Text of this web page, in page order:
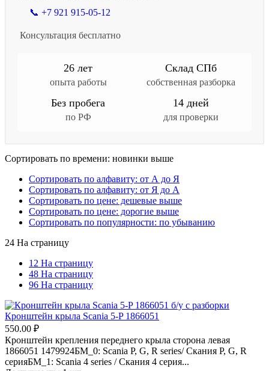
📞 +7 921 915-05-12
Консультация бесплатно
26 лет
опыта работы
Склад СПб
собственная разборка
Без пробега
по РФ
14 дней
для проверки
Сортировать по времени: новинки выше
Сортировать по алфавиту: от А до Я
Сортировать по алфавиту: от Я до А
Сортировать по цене: дешевые выше
Сортировать по цене: дорогие выше
Сортировать по популярности: по убыванию
24 На страницу
12 На страницу
48 На страницу
96 На страницу
Кронштейн крыла Scania 5-P 1866051
550.00 ₽
Кронштейн крепления переднего крыла сторона левая
1866051 1479924БМ_0: Scania P, G, R series/ Скания P, G, R
серияБМ_1: Scania 4 series / Скания 4 серия...